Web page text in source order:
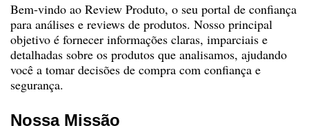
Bem-vindo ao Review Produto, o seu portal de confiança
para análises e reviews de produtos. Nosso principal
objetivo é fornecer informações claras, imparciais e
detalhadas sobre os produtos que analisamos, ajudando
você a tomar decisões de compra com confiança e
segurança.
Nossa Missão